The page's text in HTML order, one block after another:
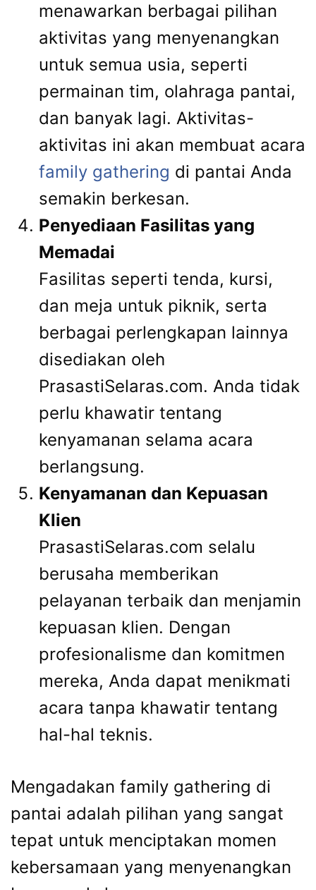
menawarkan berbagai pilihan
aktivitas yang menyenangkan
untuk semua usia, seperti
permainan tim, olahraga pantai,
dan banyak lagi. Aktivitas-
aktivitas ini akan membuat acara
family gathering di pantai Anda
semakin berkesan.
Penyediaan Fasilitas yang
Memadai
Fasilitas seperti tenda, kursi,
dan meja untuk piknik, serta
berbagai perlengkapan lainnya
disediakan oleh
PrasastiSelaras.com. Anda tidak
perlu khawatir tentang
kenyamanan selama acara
berlangsung.
Kenyamanan dan Kepuasan
Klien
PrasastiSelaras.com selalu
berusaha memberikan
pelayanan terbaik dan menjamin
kepuasan klien. Dengan
profesionalisme dan komitmen
mereka, Anda dapat menikmati
acara tanpa khawatir tentang
hal-hal teknis.
Mengadakan family gathering di
pantai adalah pilihan yang sangat
tepat untuk menciptakan momen
kebersamaan yang menyenangkan